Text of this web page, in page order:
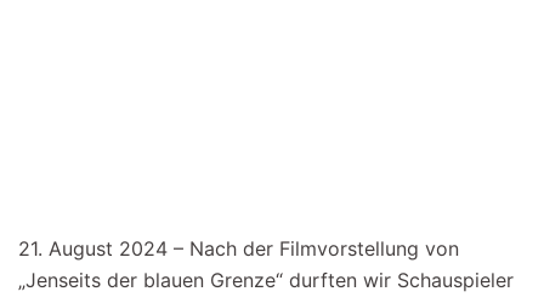
21. August 2024 – Nach der Filmvorstellung von
„Jenseits der blauen Grenze“ durften wir Schauspieler